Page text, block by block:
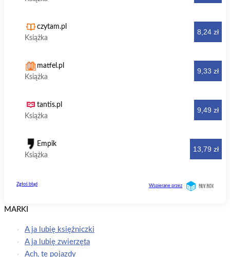
MARKI
A ja lubię księżniczki
A ja lubię zwierzęta
Ach, te pojazdy